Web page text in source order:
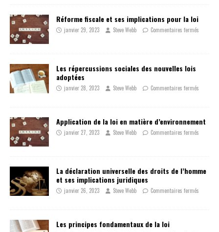
Réforme fiscale et ses implications pour la loi
janvier 29, 2023 Steve Webb Commentaires fermés
Les répercussions sociales des nouvelles lois
adoptées
janvier 28, 2023 Steve Webb Commentaires fermés
Application de la loi en matière d’environnement
janvier 27, 2023 Steve Webb Commentaires fermés
La déclaration universelle des droits de l’homme
et ses implications juridiques
janvier 26, 2023 Steve Webb Commentaires fermés
Les principes fondamentaux de la loi